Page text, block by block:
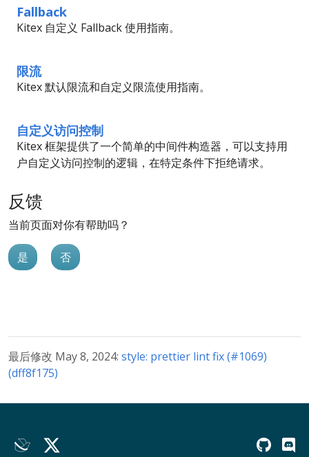
Fallback
Kitex 自定义 Fallback 使用指南。
限流
Kitex 默认限流和自定义限流使用指南。
自定义访问控制
Kitex 框架提供了一个简单的中间件构造器，可以支持用
户自定义访问控制的逻辑，在特定条件下拒绝请求。
反馈
当前页面对你有帮助吗？
是 否
最后修改 May 8, 2024: style: prettier lint fix (#1069)
(dff8f175)